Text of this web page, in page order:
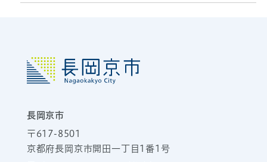
長岡京市
〒617-8501
京都府長岡京市開田一丁目1番1号